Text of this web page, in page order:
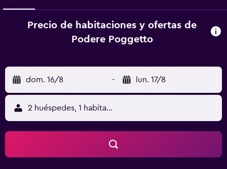
Precio de habitaciones y ofertas de
Podere Poggetto
dom. 16/8 - lun. 17/8
2 huéspedes, 1 habitación